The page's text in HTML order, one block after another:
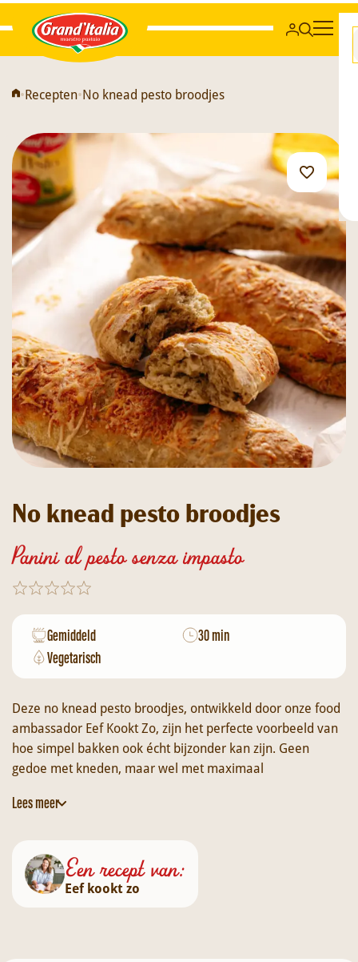
Grand'Italia
•Recepten•No knead pesto broodjes
No knead pesto broodjes
Panini al pesto senza impasto
Gemiddeld
30 min
Vegetarisch
Deze no knead pesto broodjes, ontwikkeld door onze food
ambassador Eef Kookt Zo, zijn het perfecte voorbeeld van
hoe simpel bakken ook écht bijzonder kan zijn. Geen
gedoe met kneden, maar wel met maximaal
gemengd, waardoor elk broodje een heerlijke, kruidige
pesto-touch krijgt. Na een lange rijstijd ontstaat een luchtig
deeg met een zachte binnenkant en een goudbruin, licht
krokant korstje uit de oven. Afgetopt met Parmezaanse
Lees meer
Een recept van:
Eef kookt zo